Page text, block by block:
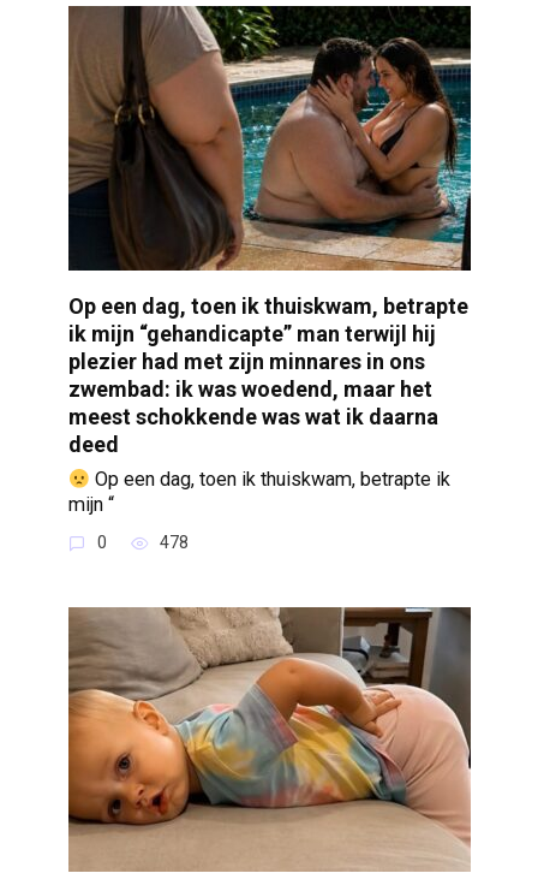
Op een dag, toen ik thuiskwam, betrapte
ik mijn “gehandicapte” man terwijl hij
plezier had met zijn minnares in ons
zwembad: ik was woedend, maar het
meest schokkende was wat ik daarna
deed
Op een dag, toen ik thuiskwam, betrapte ik
mijn “
0 478